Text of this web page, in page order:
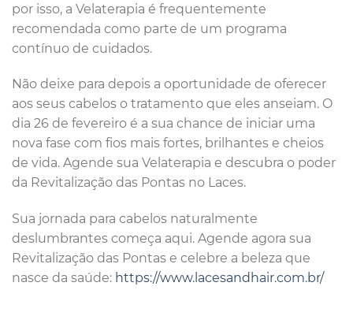
por isso, a Velaterapia é frequentemente
recomendada como parte de um programa
contínuo de cuidados.
Não deixe para depois a oportunidade de oferecer
aos seus cabelos o tratamento que eles anseiam. O
dia 26 de fevereiro é a sua chance de iniciar uma
nova fase com fios mais fortes, brilhantes e cheios
de vida. Agende sua Velaterapia e descubra o poder
da Revitalização das Pontas no Laces.
Sua jornada para cabelos naturalmente
deslumbrantes começa aqui. Agende agora sua
Revitalização das Pontas e celebre a beleza que
nasce da saúde: https://www.lacesandhair.com.br/